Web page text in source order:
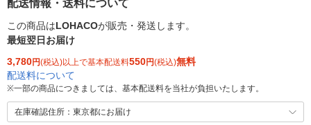
配送情報・送料について
この商品はLOHACOが販売・発送します。
最短翌日お届け
3,780円(税込)以上で基本配送料550円(税込)無料
配送料について
※一部の商品につきましては、基本配送料を当社が負担いたします。
在庫確認住所：東京都にお届け